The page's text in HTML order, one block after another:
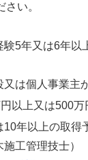
い。
5年又は6年以
又は個人事業主
以上又は500
10年以上の取得
施工管理技士）